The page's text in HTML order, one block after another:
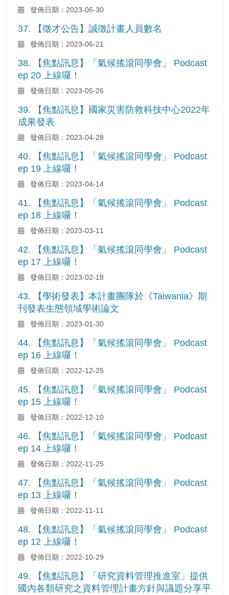
發佈日期：2023-06-30
37. 【徵才公告】誠徵計畫人員數名
發佈日期：2023-06-21
38. 【焦點訊息】「氣候搖滾同學會」 Podcast
ep 20 上線囉！
發佈日期：2023-05-26
39. 【焦點訊息】國家災害防救科技中心2022年
成果發表
發佈日期：2023-04-28
40. 【焦點訊息】「氣候搖滾同學會」 Podcast
ep 19 上線囉！
發佈日期：2023-04-14
41. 【焦點訊息】「氣候搖滾同學會」 Podcast
ep 18 上線囉！
發佈日期：2023-03-11
42. 【焦點訊息】「氣候搖滾同學會」 Podcast
ep 17 上線囉！
發佈日期：2023-02-18
43. 【學術發表】本計畫團隊於《Taiwania》期
刊發表生態領域學術論文
發佈日期：2023-01-30
44. 【焦點訊息】「氣候搖滾同學會」 Podcast
ep 16 上線囉！
發佈日期：2022-12-25
45. 【焦點訊息】「氣候搖滾同學會」 Podcast
ep 15 上線囉！
發佈日期：2022-12-10
46. 【焦點訊息】「氣候搖滾同學會」 Podcast
ep 14 上線囉！
發佈日期：2022-11-25
47. 【焦點訊息】「氣候搖滾同學會」 Podcast
ep 13 上線囉！
發佈日期：2022-11-11
48. 【焦點訊息】「氣候搖滾同學會」 Podcast
ep 12 上線囉！
發佈日期：2022-10-29
49. 【焦點訊息】「研究資料管理推進室」提供
國內各類研究之資料管理計畫方針與議題分享平